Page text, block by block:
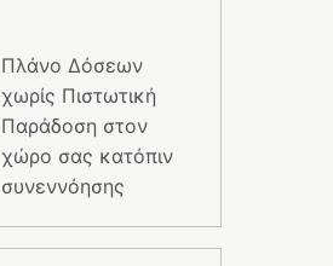
Πλάνο Δόσεων
χωρίς Πιστωτική
Παράδοση στον
χώρο σας κατόπιν
συνεννόησης